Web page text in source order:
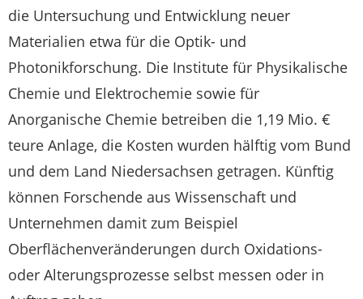
die Untersuchung und Entwicklung neuer
Materialien etwa für die Optik- und
Photonikforschung. Die Institute für Physikalische
Chemie und Elektrochemie sowie für
Anorganische Chemie betreiben die 1,19 Mio. €
teure Anlage, die Kosten wurden hälftig vom Bund
und dem Land Niedersachsen getragen. Künftig
können Forschende aus Wissenschaft und
Unternehmen damit zum Beispiel
Oberflächenveränderungen durch Oxidations-
oder Alterungsprozesse selbst messen oder in